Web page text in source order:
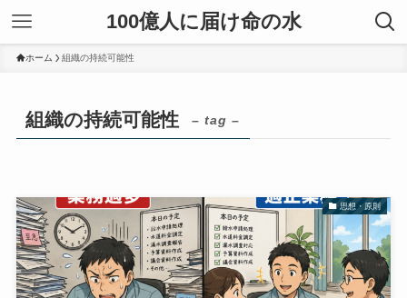
100億人に届け命の水
ホーム 組織の持続可能性
組織の持続可能性 – tag –
思想・原則